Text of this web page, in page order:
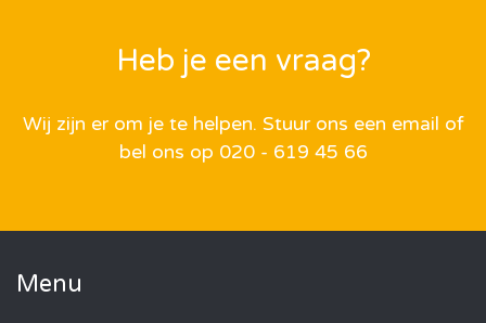
Heb je een vraag?
Wij zijn er om je te helpen. Stuur ons een email of
bel ons op 020 - 619 45 66
Menu